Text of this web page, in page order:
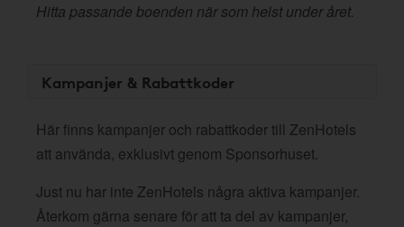
Hitta passande boenden när som helst under året.
Kampanjer & Rabattkoder
Här finns kampanjer och rabattkoder till ZenHotels
att använda, exklusivt genom Sponsorhuset.
Just nu har inte ZenHotels några aktiva kampanjer.
Återkom gärna senare för att ta del av kampanjer,